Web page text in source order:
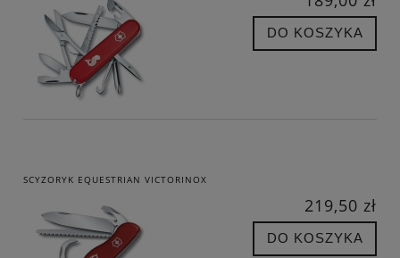
DO KOSZYKA
SCYZORYK EQUESTRIAN VICTORINOX
219,50 zł
DO KOSZYKA